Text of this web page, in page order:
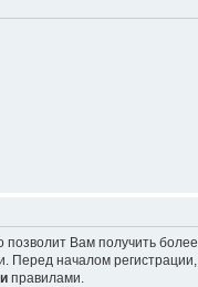
позволит Вам получить более
Перед началом регистрации,
правилами.